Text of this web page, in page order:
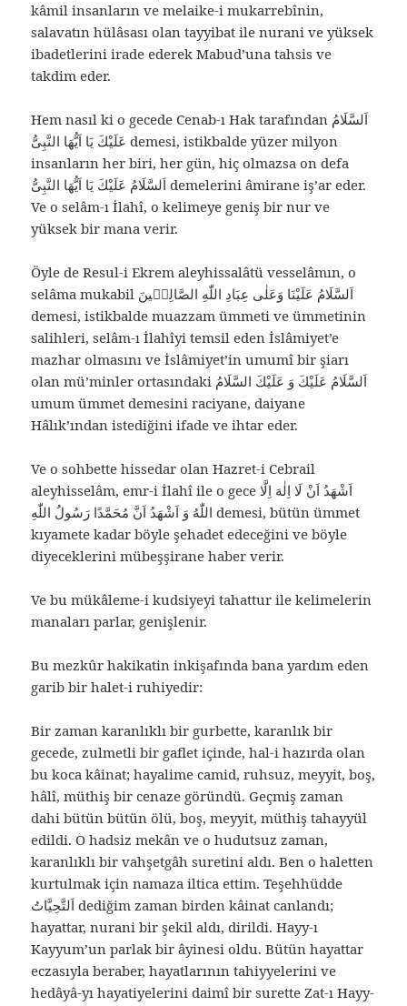
kâmil insanların ve melaike-i mukarrebînin,
salavatın hülâsası olan tayyibat ile nurani ve yüksek
ibadetlerini irade ederek Mabud’una tahsis ve
takdim eder.
Hem nasıl ki o gecede Cenab-ı Hak tarafından اَلسَّلَامُ
عَلَيْكَ يَا اَيُّهَا النَّبِىُّ demesi, istikbalde yüzer milyon
insanların her biri, her gün, hiç olmazsa on defa
اَلسَّلَامُ عَلَيْكَ يَا اَيُّهَا النَّبِىُّ demelerini âmirane iş’ar eder.
Ve o selâm-ı İlahî, o kelimeye geniş bir nur ve
yüksek bir mana verir.
Öyle de Resul-i Ekrem aleyhissalâtü vesselâmın, o
selâma mukabil اَلسَّلَامُ عَلَيْنَا وَعَلٰى عِبَادِ اللّٰهِ الصَّالِحٖينَ
demesi, istikbalde muazzam ümmeti ve ümmetinin
salihleri, selâm-ı İlahîyi temsil eden İslâmiyet’e
mazhar olmasını ve İslâmiyet’in umumî bir şiarı
olan mü’minler ortasındaki اَلسَّلَامُ عَلَيْكَ وَ عَلَيْكَ السَّلَامُ
umum ümmet demesini raciyane, daiyane
Hâlık’ından istediğini ifade ve ihtar eder.
Ve o sohbette hissedar olan Hazret-i Cebrail
aleyhisselâm, emr-i İlahî ile o gece اَشْهَدُ اَنْ لَا اِلٰهَ اِلَّا
اللّٰهُ وَ اَشْهَدُ اَنَّ مُحَمَّدًا رَسُولُ اللّٰهِ demesi, bütün ümmet
kıyamete kadar böyle şehadet edeceğini ve böyle
diyeceklerini mübeşşirane haber verir.
Ve bu mükâleme-i kudsiyeyi tahattur ile kelimelerin
manaları parlar, genişlenir.
Bu mezkûr hakikatin inkişafında bana yardım eden
garib bir halet-i ruhiyedir:
Bir zaman karanlıklı bir gurbette, karanlık bir
gecede, zulmetli bir gaflet içinde, hal-i hazırda olan
bu koca kâinat; hayalime camid, ruhsuz, meyyit, boş,
hâlî, müthiş bir cenaze göründü. Geçmiş zaman
dahi bütün bütün ölü, boş, meyyit, müthiş tahayyül
edildi. O hadsiz mekân ve o hudutsuz zaman,
karanlıklı bir vahşetgâh suretini aldı. Ben o haletten
kurtulmak için namaza iltica ettim. Teşehhüdde
اَلتَّحِيَّاتُ dediğim zaman birden kâinat canlandı;
hayattar, nurani bir şekil aldı, dirildi. Hayy-ı
Kayyum’un parlak bir âyinesi oldu. Bütün hayattar
eczasıyla beraber, hayatlarının tahiyyelerini ve
hedâyâ-yı hayatiyelerini daimî bir surette Zat-ı Hayy-